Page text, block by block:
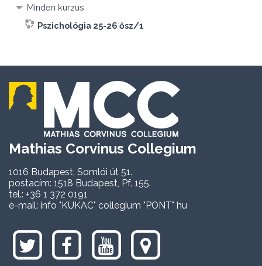
Minden kurzus
Pszichológia 25-26 ősz/1
Mathias Corvinus Collegium
1016 Budapest, Somlói út 51.
postacím: 1518 Budapest, Pf. 155.
tel.: +36 1 372 0191
e-mail: info "KUKAC" collegium "PONT" hu